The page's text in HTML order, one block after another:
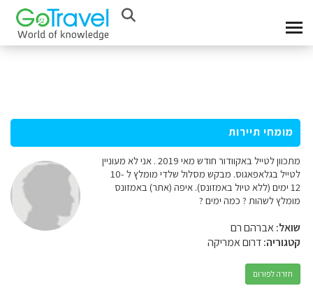
מומחי תיירות
מתכוון לטייל באקוודור חודש מאי 2019 . אני לא מעוניין
לטייל בגלאפאגוס. מבקש מסלול שלדי מומלץ ל 10-
12 ימים (ללא טיול באמזונס). איפה (אתר) באמזונס
מומלץ לשהות ? כמה ימים ?
שואל:אברהם רם
קטגוריה:דרום אמריקה
חזרה לפורום